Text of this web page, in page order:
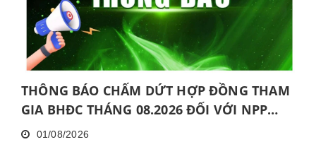
THÔNG BÁO CHẤM DỨT HỢP ĐỒNG THAM
GIA BHĐC THÁNG 08.2026 ĐỐI VỚI NPP
KHÔNG HOÀN THÀNH MỨC NĂNG ĐỘNG
01/08/2026